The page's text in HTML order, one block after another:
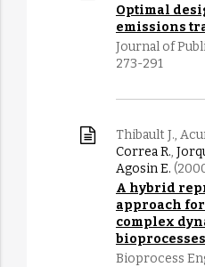
Optimal
emissions
Journal of
273-291
Thibault J.,
Correa R.,
Agosin E.
A hybrid
approach
complex
bioprocesses
Bioprocess